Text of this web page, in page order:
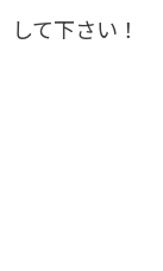
して下さい！